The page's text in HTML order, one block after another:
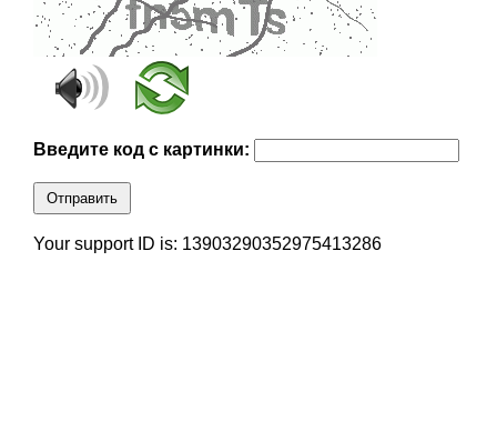
Введите код с картинки:
Отправить
Your support ID is: 13903290352975413286